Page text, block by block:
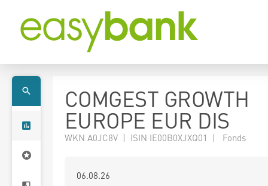
COMGEST GROWTH
EUROPE EUR DIS
WKN A0JC8V | ISIN IE00B0XJXQ01 | Fonds
06.08.26